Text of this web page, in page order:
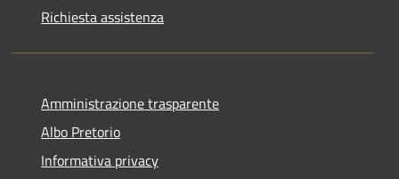
Richiesta assistenza
Amministrazione trasparente
Albo Pretorio
Informativa privacy